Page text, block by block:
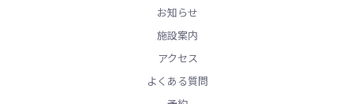
お知らせ
施設案内
アクセス
よくある質問